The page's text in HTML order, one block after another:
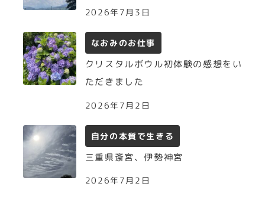
2026年7月3日
なおみのお仕事
クリスタルボウル初体験の感想をい
ただきました
2026年7月2日
自分の本質で生きる
三重県斎宮、伊勢神宮
2026年7月2日